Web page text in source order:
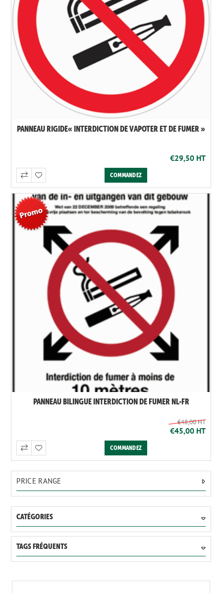
PANNEAU RIGIDE« INTERDICTION DE VAPOTER ET DE FUMER »
€29,50 HT
PANNEAU BILINGUE INTERDICTION DE FUMER NL-FR
€48,00 HT
€45,00 HT
PRICE RANGE
CATÉGORIES
TAGS FRÉQUENTS